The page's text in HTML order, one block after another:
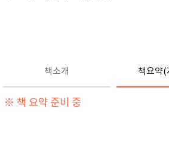
책소개 책요약(
※ 책 요약 준비 중